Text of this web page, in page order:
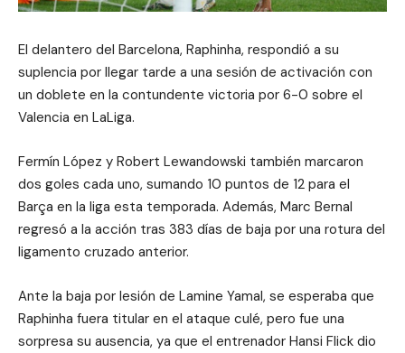
El delantero del Barcelona, Raphinha, respondió a su
suplencia por llegar tarde a una sesión de activación con
un doblete en la contundente victoria por 6-0 sobre el
Valencia en LaLiga.
Fermín López y Robert Lewandowski también marcaron
dos goles cada uno, sumando 10 puntos de 12 para el
Barça en la liga esta temporada. Además, Marc Bernal
regresó a la acción tras 383 días de baja por una rotura del
ligamento cruzado anterior.
Ante la baja por lesión de Lamine Yamal, se esperaba que
Raphinha fuera titular en el ataque culé, pero fue una
sorpresa su ausencia, ya que el entrenador Hansi Flick dio